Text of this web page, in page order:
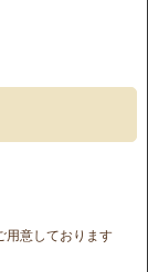
用意しております